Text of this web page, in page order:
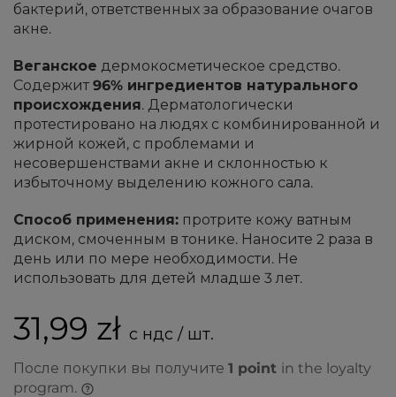
бактерий, ответственных за образование очагов
акне.
Веганское дермокосметическое средство.
Содержит 96% ингредиентов натурального
происхождения. Дерматологически
протестировано на людях с комбинированной и
жирной кожей, с проблемами и
несовершенствами акне и склонностью к
избыточному выделению кожного сала.
Способ применения: протрите кожу ватным
диском, смоченным в тонике. Наносите 2 раза в
день или по мере необходимости. Не
использовать для детей младше 3 лет.
31,99 zł с ндс / шт.
После покупки вы получите 1 point in the loyalty
program.